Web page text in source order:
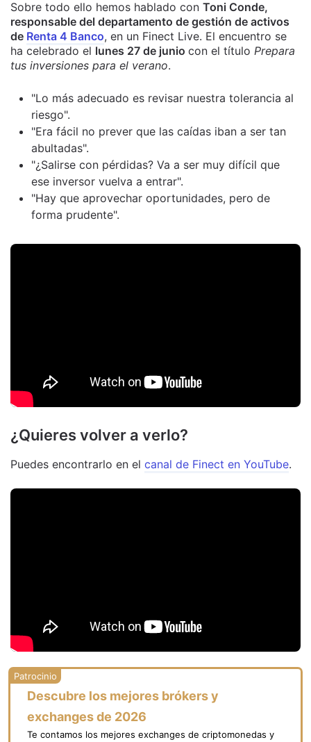
Sobre todo ello hemos hablado con Toni Conde,
responsable del departamento de gestión de activos
de Renta 4 Banco, en un Finect Live. El encuentro se
ha celebrado el lunes 27 de junio con el título Prepara
tus inversiones para el verano.
"Lo más adecuado es revisar nuestra tolerancia al
riesgo".
"Era fácil no prever que las caídas iban a ser tan
abultadas".
"¿Salirse con pérdidas? Va a ser muy difícil que
ese inversor vuelva a entrar".
"Hay que aprovechar oportunidades, pero de
forma prudente".
¿Quieres volver a verlo?
Puedes encontrarlo en el canal de Finect en YouTube.
Descubre los mejores brókers y
exchanges de 2026
Te contamos los mejores exchanges de criptomonedas y